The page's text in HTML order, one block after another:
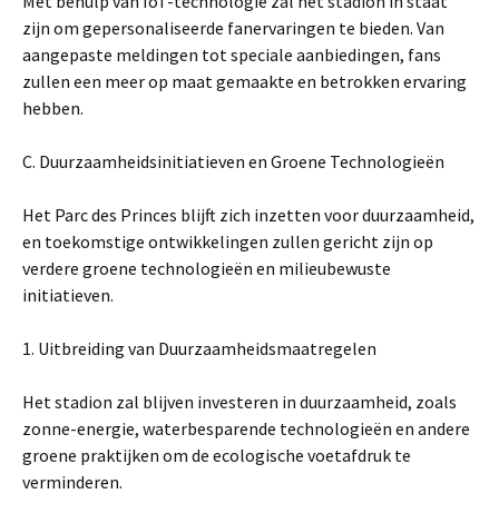
zijn om gepersonaliseerde fanervaringen te bieden. Van
aangepaste meldingen tot speciale aanbiedingen, fans
zullen een meer op maat gemaakte en betrokken ervaring
hebben.
C. Duurzaamheidsinitiatieven en Groene Technologieën
Het Parc des Princes blijft zich inzetten voor duurzaamheid,
en toekomstige ontwikkelingen zullen gericht zijn op
verdere groene technologieën en milieubewuste
initiatieven.
1. Uitbreiding van Duurzaamheidsmaatregelen
Het stadion zal blijven investeren in duurzaamheid, zoals
zonne-energie, waterbesparende technologieën en andere
groene praktijken om de ecologische voetafdruk te
verminderen.